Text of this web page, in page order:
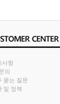
사항
의
묻는 질문
및 정책